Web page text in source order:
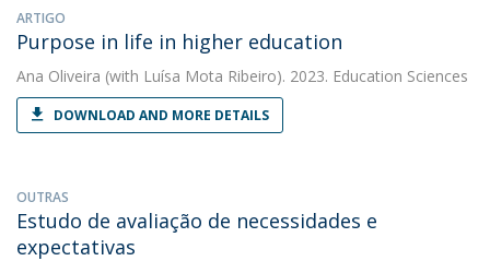
ARTIGO
Purpose in life in higher education
Ana Oliveira (with Luísa Mota Ribeiro). 2023. Education Sciences
DOWNLOAD AND MORE DETAILS
OUTRAS
Estudo de avaliação de necessidades e
expectativas